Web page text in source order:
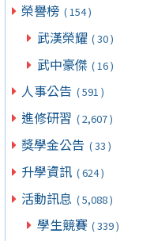
榮譽榜 ( 154 )
武漢榮耀 ( 30 )
武中豪傑 ( 16 )
人事公告 ( 591 )
進修研習 ( 2,607 )
獎學金公告 ( 33 )
升學資訊 ( 624 )
活動訊息 ( 5,088 )
學生競賽 ( 339 )